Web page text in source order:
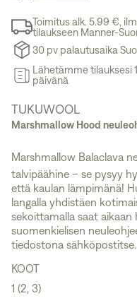
Toimitus alk. 5.99 €,
tilaukseen Manner-
30 pv palautusaika
Lähetämme tilauksesi
päivänä
TUKUWOOL
Marshmallow Hood
Marshmallow Balaclava
talvipäähine – se pysyy
että kaulan lämpimänä!
langalla yhdistäen
sekoittamalla saat aikaan
suomenkielisen
tiedostona sähköpostitse.
KOOT
1 (2, 3)